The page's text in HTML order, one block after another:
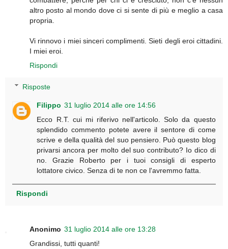
altro posto al mondo dove ci si sente di più e meglio a casa
propria.
Vi rinnovo i miei sinceri complimenti. Sieti degli eroi cittadini.
I miei eroi.
Rispondi
Risposte
Filippo 31 luglio 2014 alle ore 14:56
Ecco R.T. cui mi riferivo nell'articolo. Solo da questo
splendido commento potete avere il sentore di come
scrive e della qualità del suo pensiero. Può questo blog
privarsi ancora per molto del suo contributo? Io dico di
no. Grazie Roberto per i tuoi consigli di esperto
lottatore civico. Senza di te non ce l'avremmo fatta.
Rispondi
Anonimo 31 luglio 2014 alle ore 13:28
Grandissi, tutti quanti!